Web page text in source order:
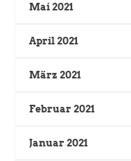
Mai 2021
April 2021
März 2021
Februar 2021
Januar 2021